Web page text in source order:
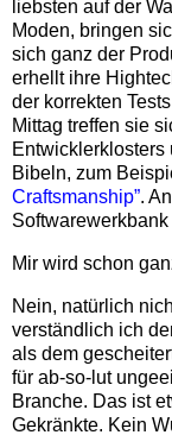
liebsten auf der
Moden, bringen
sich ganz der
erhellt ihre
der korrekten
Mittag treffen sie
Bibeln, zum
Craftsmanship”.
Mir wird schon
Nein, natürlich
verständlich ich
als dem
für ab-so-lut
Branche. Das ist
Gekränkte. Kein